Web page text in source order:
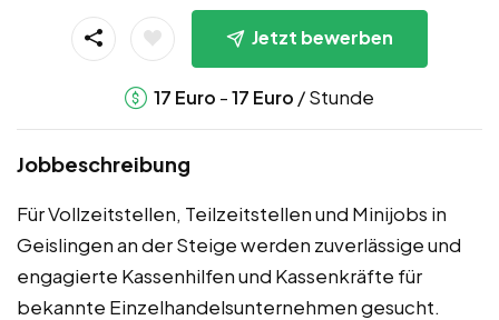
Jetzt bewerben
17 Euro -17 Euro / Stunde
Jobbeschreibung
Für Vollzeitstellen, Teilzeitstellen und Minijobs in
Geislingen an der Steige werden zuverlässige und
engagierte Kassenhilfen und Kassenkräfte für
bekannte Einzelhandelsunternehmen gesucht.